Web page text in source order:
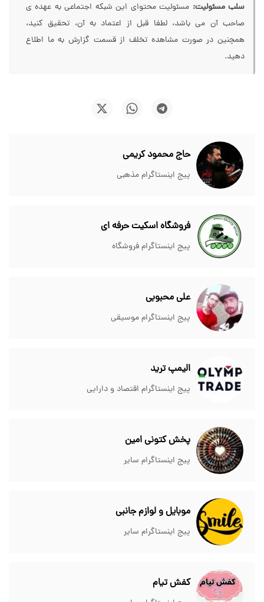
سلب مسئولیت: مسئولیت محتوای این شبکه اجتماعی به عهده ی
صاحب آن می باشد، لطفا قبل از اعتماد به آن، تحقیق کنید،
همچنین در صورت مشاهده تخلف از قسمت گزارش به ما اطلاع
دهید.
حاج محمود کریمی
پیج اینستاگرام مذهبی
فروشگاه اسکیت حرفه ای
پیج اینستاگرام فروشگاه
علی محبوبی
پیج اینستاگرام موسیقی
الیمپ ترید
پیج اینستاگرام اقتصاد و دارایی
پخش کتونی امین
پیج اینستاگرام سایر
موبایل و لوازم جانبی
پیج اینستاگرام سایر
کفش تیام